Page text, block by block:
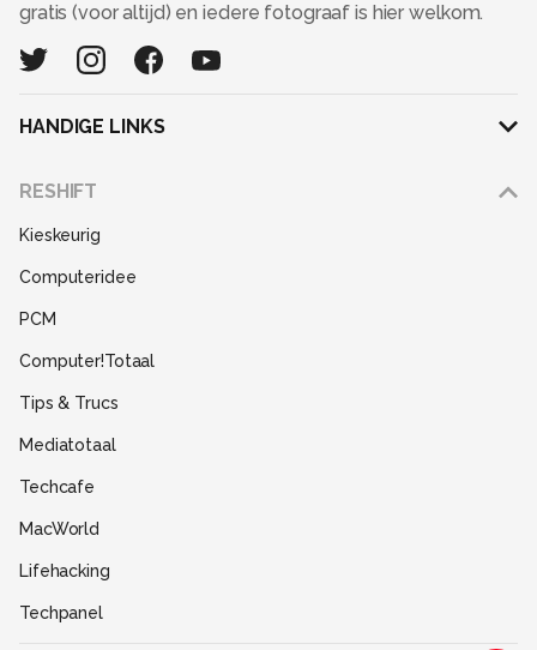
gratis (voor altijd) en iedere fotograaf is hier welkom.
HANDIGE LINKS
RESHIFT
Kieskeurig
Computeridee
PCM
Computer!Totaal
Tips & Trucs
Mediatotaal
Techcafe
MacWorld
Lifehacking
Techpanel